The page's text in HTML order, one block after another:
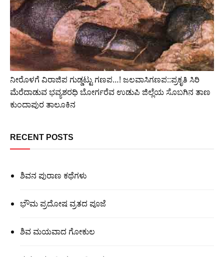
ನೀರೊಳಗೆ ವಿರಾಜಿಪ ಗುಡ್ಡಟ್ಟು ಗಣಪ…! ಜಲವಾಸಿಗಣಪ::ಪ್ರಕೃತಿ ಸಿರಿ
ಮೆರೆದಾಡುವ ಭವ್ಯಶರಧಿ ಬೋರ್ಗರೆವ ಉಡುಪಿ ಜಿಲ್ಲೆಯ ಸೊಬಗಿನ ತಾಣ
ಕುಂದಾಪುರ ತಾಲೂಕಿನ
RECENT POSTS
ಶಿವನ ಪುರಾಣ ಕಥೆಗಳು
ಭೌಮ ಪ್ರದೋಷ ವ್ರತದ ಪೂಜೆ
ಶಿವ ಮಯವಾದ ಗೋಕುಲ